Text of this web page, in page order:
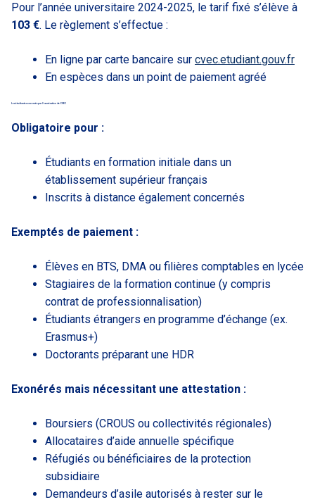
Pour l’année universitaire 2024-2025, le tarif fixé s’élève à
103 €. Le règlement s’effectue :
En ligne par carte bancaire sur cvec.etudiant.gouv.fr
En espèces dans un point de paiement agréé
Les étudiants concernés par l’exonération de CVEC
Obligatoire pour :
Étudiants en formation initiale dans un
établissement supérieur français
Inscrits à distance également concernés
Exemptés de paiement :
Élèves en BTS, DMA ou filières comptables en lycée
Stagiaires de la formation continue (y compris
contrat de professionnalisation)
Étudiants étrangers en programme d’échange (ex.
Erasmus+)
Doctorants préparant une HDR
Exonérés mais nécessitant une attestation :
Boursiers (CROUS ou collectivités régionales)
Allocataires d’aide annuelle spécifique
Réfugiés ou bénéficiaires de la protection
subsidiaire
Demandeurs d’asile autorisés à rester sur le